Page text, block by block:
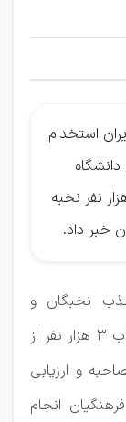
استخدام
از قطعی شدن مجوز جذب ۳ هزار نفر نخبه
خبر داد.
نخبگان و
مدال‌آوران المپیادی گفت: امسال مجوز جذب ۳ هزار نفر از
و ارزیابی
انجام